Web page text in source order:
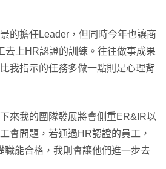
的擔任Leader，但同時今年也讓商
去上HR認證的訓練。往往做事成果
我指示的任務多做一點則是心理背
來我的團隊發展將會側重ER&IR以
會問題，若通過HR認證的員工，
職能合格，我則會讓他們進一步去